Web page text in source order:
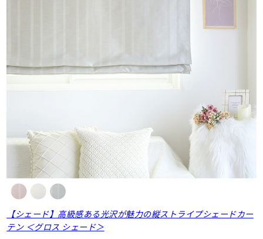
【シェード】高級感ある光沢が魅力の縦ストライプシェードカー
テン ＜グロス シェード＞